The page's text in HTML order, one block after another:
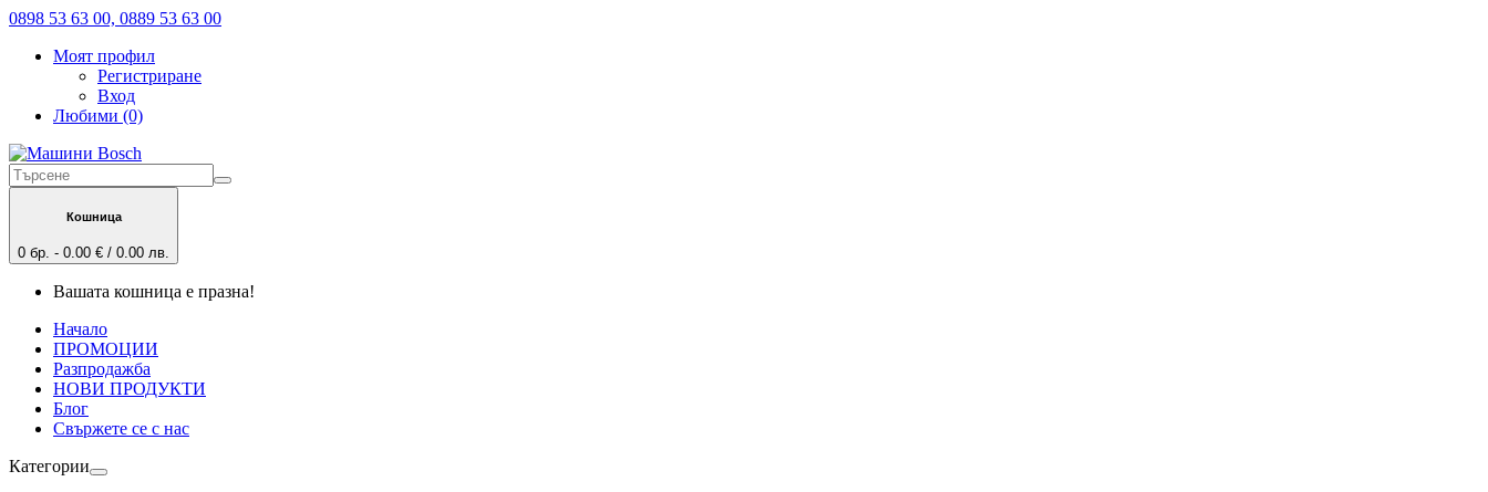
0898 53 63 00, 0889 53 63 00
Моят профил
Регистриране
Вход
Любими (0)
Кошница
0 бр. - 0.00 € / 0.00 лв.
Вашата кошница е празна!
Начало
ПРОМОЦИИ
Разпродажба
НОВИ ПРОДУКТИ
Блог
Свържете се с нас
Категории